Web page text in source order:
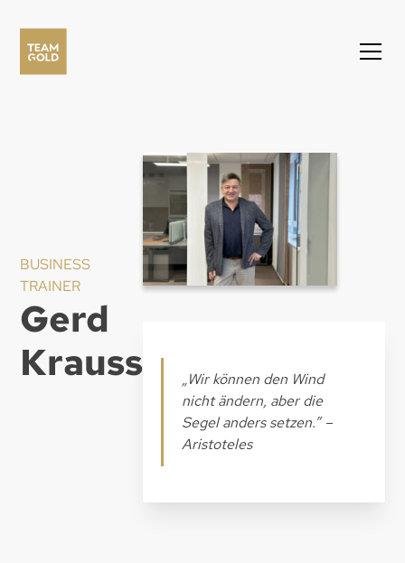
BUSINESS
TRAINER
Gerd
Krauss
„Wir können den Wind
nicht ändern, aber die
Segel anders setzen.” –
Aristoteles